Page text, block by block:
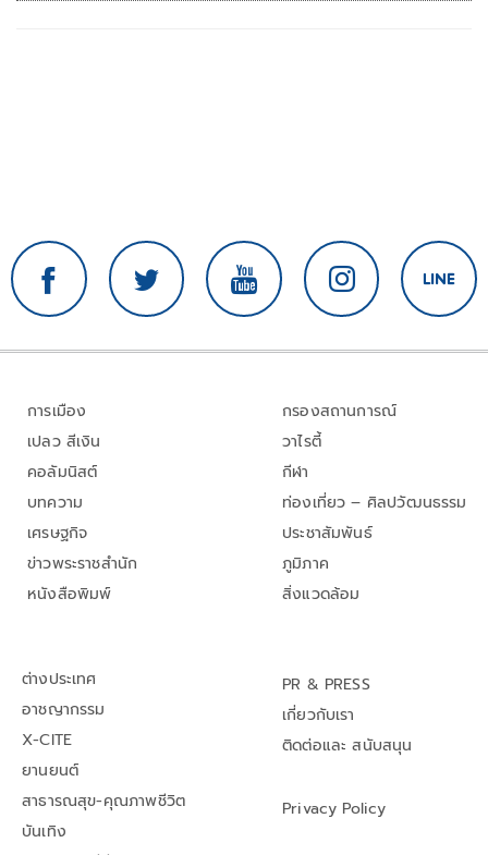
การเมือง
เปลว สีเงิน
คอลัมนิสต์
บทความ
เศรษฐกิจ
ข่าวพระราชสำนัก
หนังสือพิมพ์
กรองสถานการณ์
วาไรตี้
กีฬา
ท่องเที่ยว – ศิลปวัฒนธรรม
ประชาสัมพันธ์
ภูมิภาค
สิ่งแวดล้อม
ต่างประเทศ
อาชญากรรม
X-CITE
ยานยนต์
สาธารณสุข-คุณภาพชีวิต
บันเทิง
PR & PRESS
เกี่ยวกับเรา
ติดต่อและ สนับสนุน
Privacy Policy